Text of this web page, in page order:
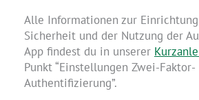
Alle Informationen zur
Sicherheit und der Nutzung der
App findest du in unserer
Punkt “Einstellungen Zwei-Faktor-
Authentifizierung”.